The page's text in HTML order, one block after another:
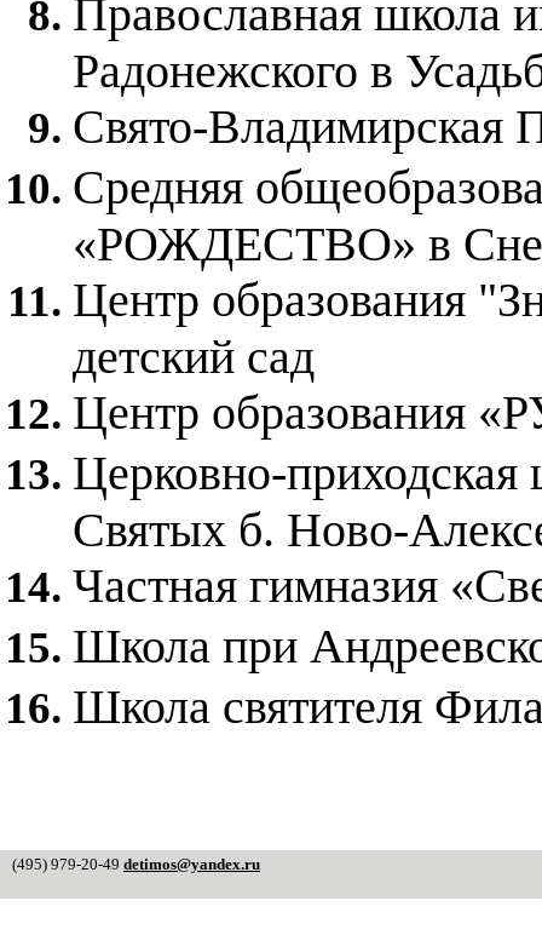
Православная школа
Радонежского в
Свято-Владимирская
Средняя
«РОЖДЕСТВО» в
Центр образования
детский сад
Центр
Церковно-
Святых б. Ново-
Частная гимназия
Школа при
Школа святителя
(495) 979-20-49 detimos@yandex.ru